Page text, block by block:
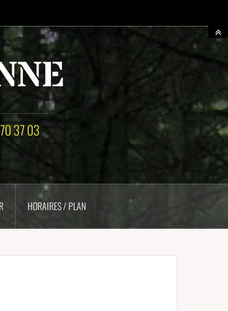
37 03
HORAIRES / PLAN